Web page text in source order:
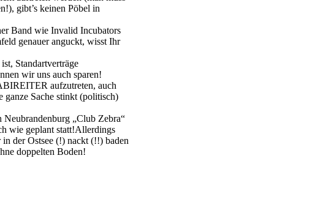
gibt’s keinen Pöbel in
Band wie Invalid Incubators
genauer anguckt, wisst Ihr
Standartverträge
wir uns auch sparen!
aufzutreten, auch
ganze Sache stinkt (politisch)
„Club Zebra“
wie geplant statt!Allerdings
der Ostsee (!) nackt (!!) baden
doppelten Boden!